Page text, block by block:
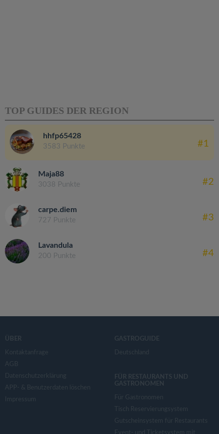
TOP GUIDES DER REGION
hhfp65428
3583 Punkte #1
Maja88
3038 Punkte #2
carpe.diem
727 Punkte #3
Lavandula
200 Punkte #4
ÜBER
Kontaktanfrage
AGB
Datenschutzerklärung
APP- & Benutzerdaten löschen
Impressum
GASTROGUIDE
Deutschland
FÜR RESTAURANTS UND
GASTRONOMEN
Für Gastronomen
Tisch Reservierungsystem
Gutscheinsystem für Restaurants
Event- und Ticketsystem mit